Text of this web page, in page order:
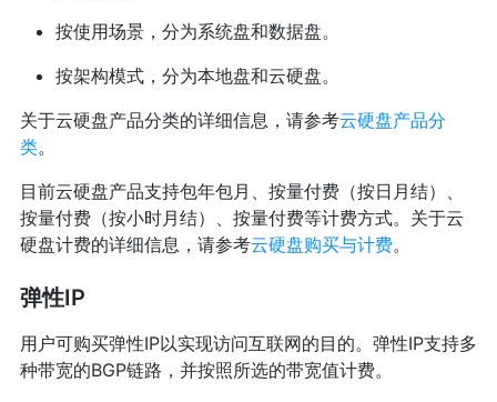
按使用场景，分为系统盘和数据盘。
按架构模式，分为本地盘和云硬盘。
关于云硬盘产品分类的详细信息，请参考云硬盘产品分
类。
目前云硬盘产品支持包年包月、按量付费（按日月结）、
按量付费（按小时月结）、按量付费等计费方式。关于云
硬盘计费的详细信息，请参考云硬盘购买与计费。
弹性IP
用户可购买弹性IP以实现访问互联网的目的。弹性IP支持多
种带宽的BGP链路，并按照所选的带宽值计费。